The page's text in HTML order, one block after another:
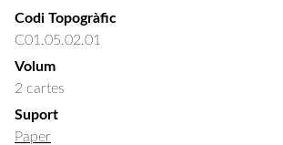
Codi Topogràfic
C01.05.02.01
Volum
2 cartes
Suport
Paper